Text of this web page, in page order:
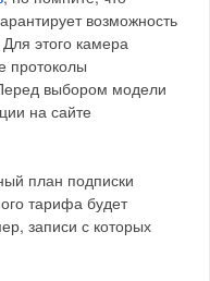
возможность
этого камера
протоколы
выбором модели
на сайте
план подписки
тарифа будет
записи с которых